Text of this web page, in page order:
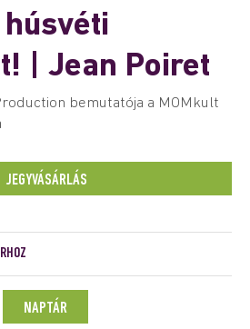
| Jean Poiret
bemutatója a MOMkult
JEGYVÁSÁRLÁS
NAPTÁR